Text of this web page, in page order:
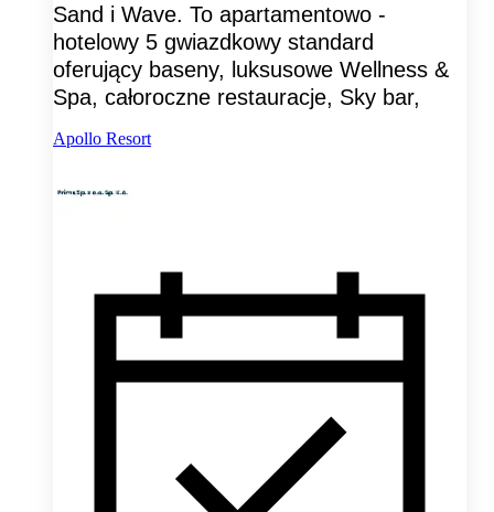
Sand i Wave. To apartamentowo -
hotelowy 5 gwiazdkowy standard
oferujący baseny, luksusowe Wellness &
Spa, całoroczne restauracje, Sky bar,
Apollo Resort